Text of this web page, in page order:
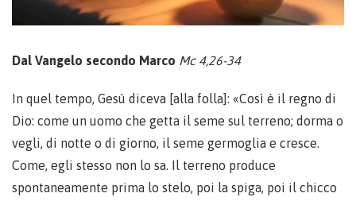
Dal Vangelo secondo Marco Mc 4,26-34
In quel tempo, Gesù diceva [alla folla]: «Così è il regno di
Dio: come un uomo che getta il seme sul terreno; dorma o
vegli, di notte o di giorno, il seme germoglia e cresce.
Come, egli stesso non lo sa. Il terreno produce
spontaneamente prima lo stelo, poi la spiga, poi il chicco